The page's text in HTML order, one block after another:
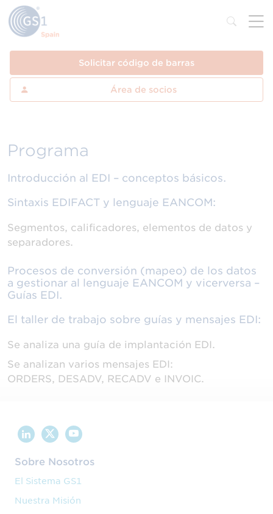
Solicitar código de barras
Área de socios
Programa
Introducción al EDI – conceptos básicos.
Sintaxis EDIFACT y lenguaje EANCOM:
Segmentos, calificadores, elementos de datos y
separadores.
Procesos de conversión (mapeo) de los datos
a gestionar al lenguaje EANCOM y vicerversa –
Guías EDI.
El taller de trabajo sobre guías y mensajes EDI:
Se analiza una guía de implantación EDI.
Se analizan varios mensajes EDI:
ORDERS, DESADV, RECADV e INVOIC.
Sobre Nosotros
El Sistema GS1
Nuestra Misión